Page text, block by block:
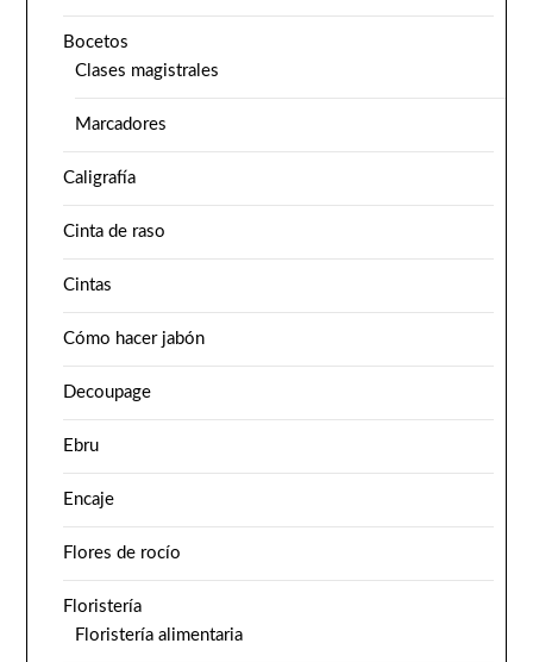
Bocetos
Clases magistrales
Marcadores
Caligrafía
Cinta de raso
Cintas
Cómo hacer jabón
Decoupage
Ebru
Encaje
Flores de rocío
Floristería
Floristería alimentaria